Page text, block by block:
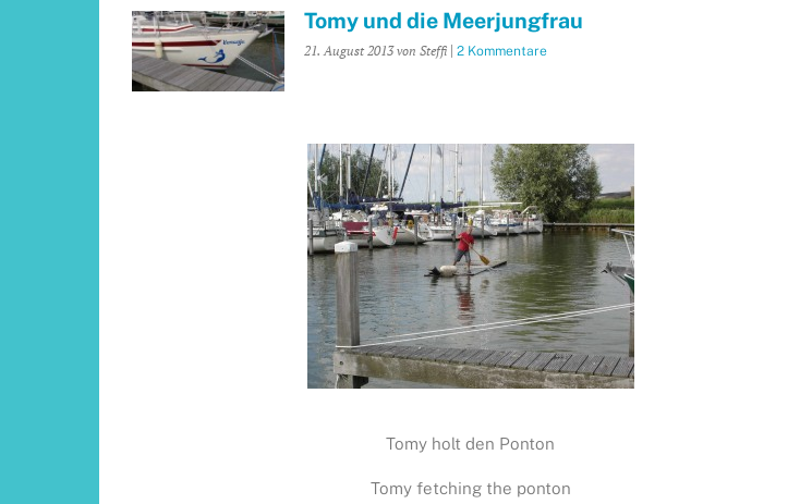
Tomy und die Meerjungfrau
21. August 2013von Steffi| 2 Kommentare
Tomy holt den Ponton
Tomy fetching the ponton